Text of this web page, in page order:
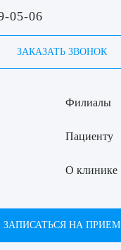
05-06
ЗАКАЗАТЬ ЗВОНОК
Филиалы
Пациенту
О клинике
ЗАПИСАТЬСЯ НА ПРИЕМ